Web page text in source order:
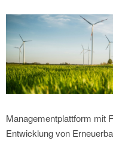
Managementplattform mit
Entwicklung von